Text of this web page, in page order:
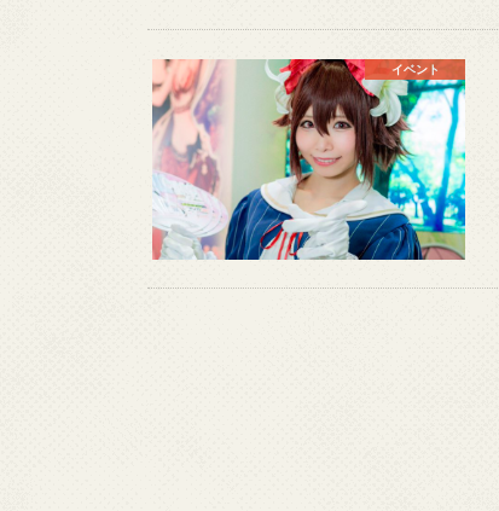
イベント